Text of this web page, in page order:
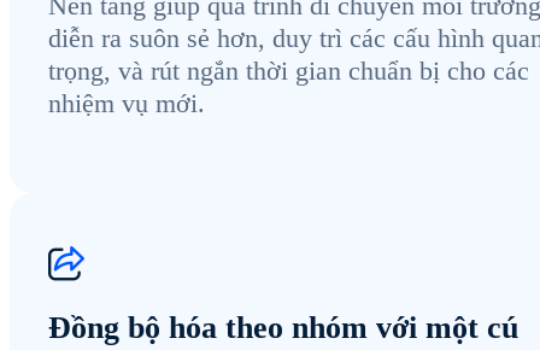
diễn ra suôn sẻ hơn, duy trì các cấu hình
trọng, và rút ngắn thời gian chuẩn bị cho các
nhiệm vụ mới.
Đồng bộ hóa theo nhóm với một cú